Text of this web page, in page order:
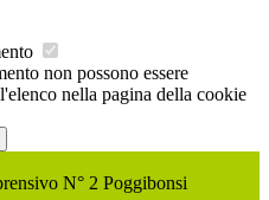
non possono essere
nella pagina della cookie
N° 2 Poggibonsi